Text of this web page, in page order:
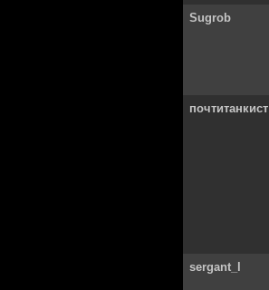
Sugrob
почтитанкист
sergant_l